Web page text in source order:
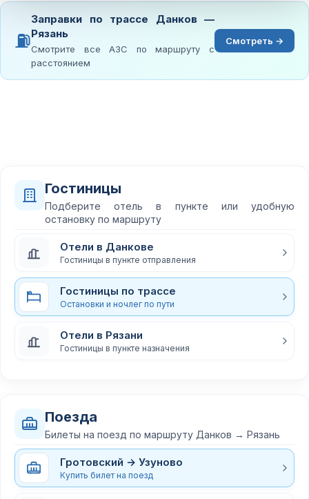
⛽
Заправки по трассе Данков —
Рязань
Смотрите все АЗС по маршруту с
расстоянием
Смотреть →
Гостиницы
Подберите отель в пункте или удобную
остановку по маршруту
Отели в Данкове
Гостиницы в пункте отправления
Гостиницы по трассе
Остановки и ночлег по пути
Отели в Рязани
Гостиницы в пункте назначения
Поезда
Билеты на поезд по маршруту Данков → Рязань
Гротовский → Узуново
Купить билет на поезд